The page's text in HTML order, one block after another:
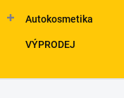
Autokosmetika
VÝPRODEJ